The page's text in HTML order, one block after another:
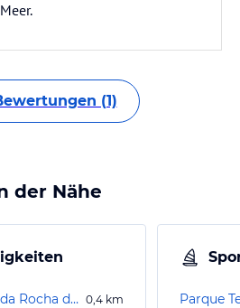
(1)
der Nähe
Naturreservat Sitio da Rocha do Navio 0,4 km Parque